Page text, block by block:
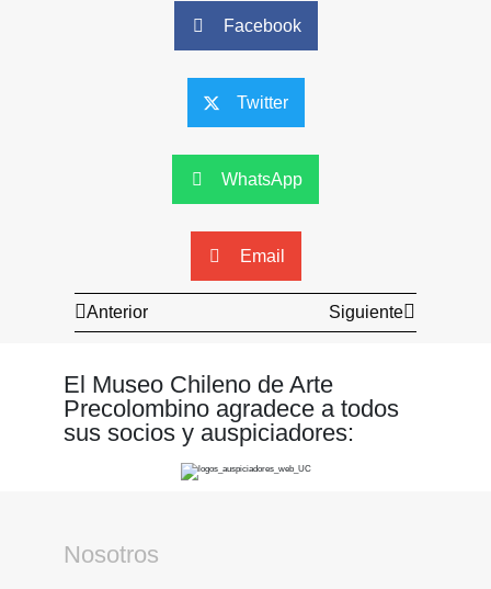
Facebook
Twitter
WhatsApp
Email
Anterior Siguiente
El Museo Chileno de Arte
Precolombino agradece a todos
sus socios y auspiciadores:
Nosotros